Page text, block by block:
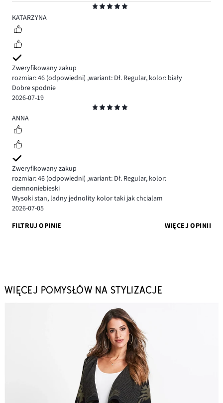
5
KATARZYNA
Zweryfikowany zakup
rozmiar: 46 (odpowiedni) ,wariant: Dł. Regular, kolor: biały
Dobre spodnie
2026-07-19
5
ANNA
Zweryfikowany zakup
rozmiar: 46 (odpowiedni) ,wariant: Dł. Regular, kolor:
ciemnoniebieski
Wysoki stan, ladny jednolity kolor taki jak chcialam
2026-07-05
FILTRUJ OPINIE
WIĘCEJ OPINII
WIĘCEJ POMYSŁÓW NA STYLIZACJE